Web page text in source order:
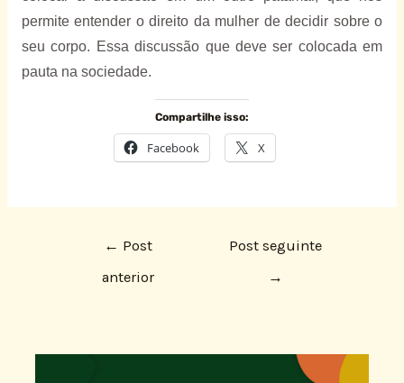
permite entender o direito da mulher de decidir sobre o
seu corpo. Essa discussão que deve ser colocada em
pauta na sociedade.
Compartilhe isso:
Facebook X
← Post
anterior
Post seguinte
→